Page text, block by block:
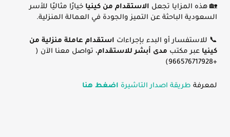
🏡 هذه المزايا تجعل الاستقدام من كينيا خيارًا مثاليًا للأسر
السعودية الباحثة عن التميز والجودة في العمالة المنزلية.
📞 للاستفسار أو البدء بإجراءات استقدام عاملة منزلية من
كينيا عبر مكتب مدى أبشر للاستقدام، تواصل معنا الآن (
+966576717928)
لمعرفة طريقة اصدار التاشيرة اضغط هنا